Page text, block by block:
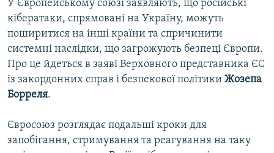
У Європейському союзі заявляють, що російські
кібератаки, спрямовані на Україну, можуть
поширитися на інші країни та спричинити
системні наслідки, що загрожують безпеці Європи.
Про це йдеться в заяві Верховного представника ЄС
із закордонних справ і безпекової політики Жозепа
Борреля.
Євросоюз розглядає подальші кроки для
запобігання, стримування та реагування на таку